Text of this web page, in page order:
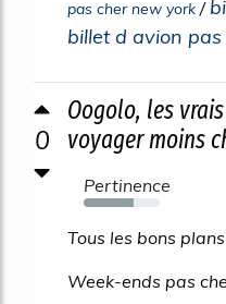
pas cher new york /
billet d avion
0
Oogolo, les
voyager moins
Pertinence
65%
Tous les bons
Week-ends pas